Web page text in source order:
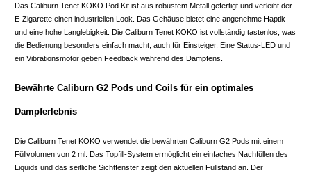
Das Caliburn Tenet KOKO Pod Kit ist aus robustem Metall gefertigt und verleiht der
E-Zigarette einen industriellen Look. Das Gehäuse bietet eine angenehme Haptik
und eine hohe Langlebigkeit. Die Caliburn Tenet KOKO ist vollständig tastenlos, was
die Bedienung besonders einfach macht, auch für Einsteiger. Eine Status-LED und
ein Vibrationsmotor geben Feedback während des Dampfens.
Bewährte Caliburn G2 Pods und Coils für ein optimales
Dampferlebnis
Die Caliburn Tenet KOKO verwendet die bewährten Caliburn G2 Pods mit einem
Füllvolumen von 2 ml. Das Topfill-System ermöglicht ein einfaches Nachfüllen des
Liquids und das seitliche Sichtfenster zeigt den aktuellen Füllstand an. Der